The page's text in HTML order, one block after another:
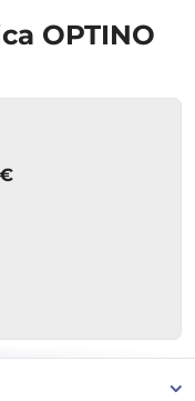
OPTINO